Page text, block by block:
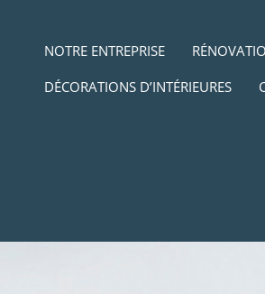
MENU
Aller au contenu
NOTRE ENTREPRISE
DÉCORATIONS D’INTÉRIEURES